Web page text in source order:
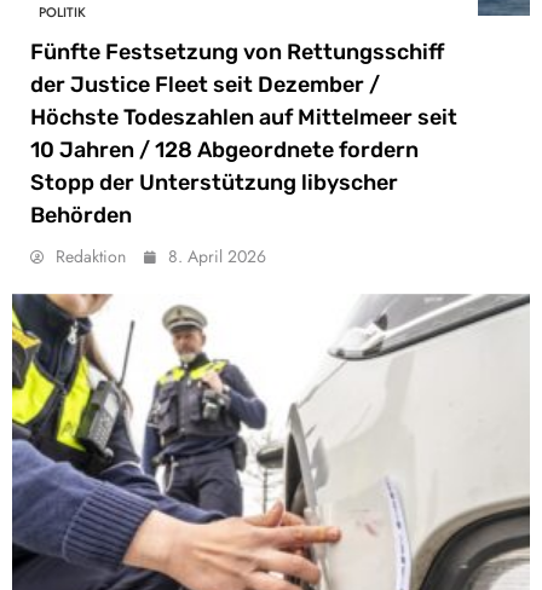
POLITIK
Fünfte Festsetzung von Rettungsschiff
der Justice Fleet seit Dezember /
Höchste Todeszahlen auf Mittelmeer seit
10 Jahren / 128 Abgeordnete fordern
Stopp der Unterstützung libyscher
Behörden
Redaktion 8. April 2026